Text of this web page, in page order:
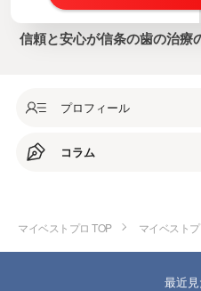
信頼と安心が信条の歯の治療
プロフィール
コラム
マイベストプロ TOP マイベスト
最近